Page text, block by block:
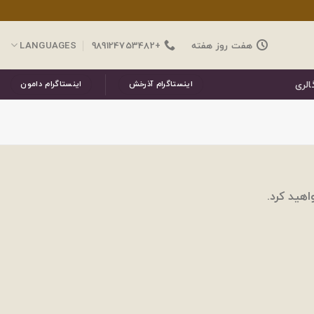
هفت روز هفته +989124753482
LANGUAGES
اینستاگرام آذرخش اینستاگرام دامون
کرد.